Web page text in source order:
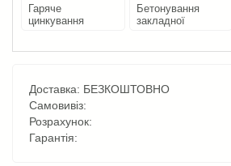
Гаряче
цинкування
Бетонування
закладної
Доставка: БЕЗКОШТОВНО
Самовивіз:
Розрахунок:
Гарантія: